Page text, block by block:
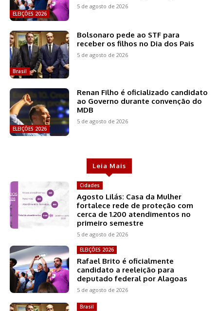
ELEIÇÕES 2026
5 de agosto de 2026
Brasil
Bolsonaro pede ao STF para
receber os filhos no Dia dos Pais
5 de agosto de 2026
ELEIÇÕES 2026
Renan Filho é oficializado candidato
ao Governo durante convenção do
MDB
5 de agosto de 2026
Leia Mais
Cidades
Agosto Lilás: Casa da Mulher
fortalece rede de proteção com
cerca de 1.200 atendimentos no
primeiro semestre
5 de agosto de 2026
ELEIÇÕES 2026
Rafael Brito é oficialmente
candidato a reeleição para
deputado federal por Alagoas
5 de agosto de 2026
Brasil